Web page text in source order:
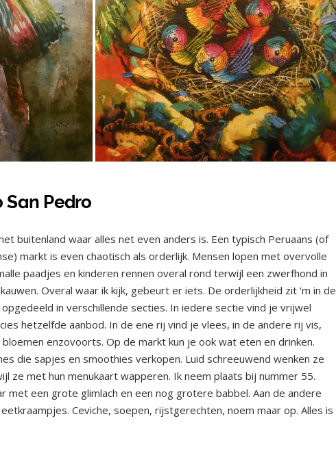
San Pedro
buitenland waar alles net even anders is. Een typisch Peruaans (of
markt is even chaotisch als orderlijk. Mensen lopen met overvolle
paadjes en kinderen rennen overal rond terwijl een zwerfhond in
Overal waar ik kijk, gebeurt er iets. De orderlijkheid zit ‘m in de
in verschillende secties. In iedere sectie vind je vrijwel
hetzelfde aanbod. In de ene rij vind je vlees, in de andere rij vis,
enzovoorts. Op de markt kun je ook wat eten en drinken.
die sapjes en smoothies verkopen. Luid schreeuwend wenken ze
ze met hun menukaart wapperen. Ik neem plaats bij nummer 55.
met een grote glimlach en een nog grotere babbel. Aan de andere
Ceviche, soepen, rijstgerechten, noem maar op. Alles is